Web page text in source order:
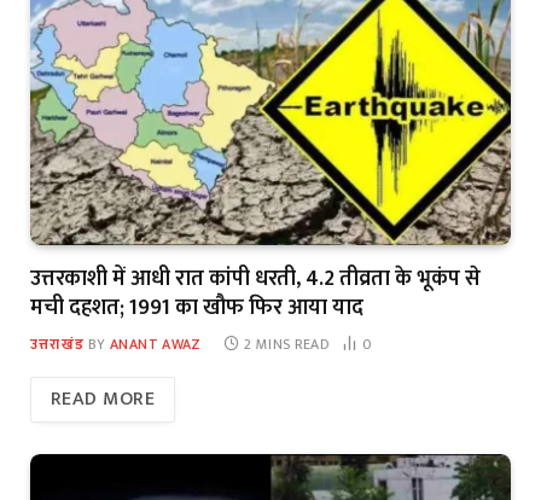
उत्तरकाशी में आधी रात कांपी धरती, 4.2 तीव्रता के भूकंप से
मची दहशत; 1991 का खौफ फिर आया याद
उत्तराखंड BY ANANT AWAZ 2 MINS READ 0
READ MORE